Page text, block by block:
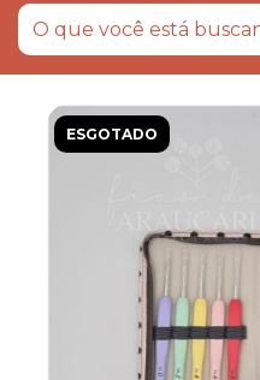
ESGOTADO